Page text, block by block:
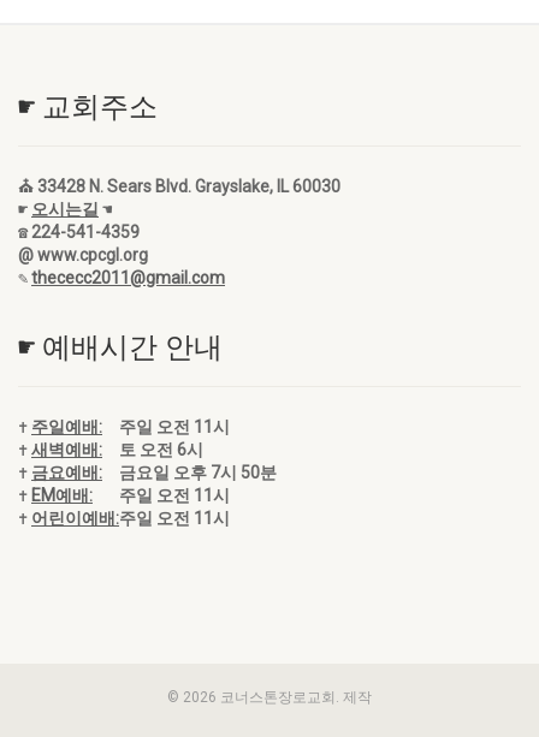
☛ 교회주소
⛪ 33428 N. Sears Blvd. Grayslake, IL 60030
☛ 오시는길 ☚
☎ 224-541-4359
@ www.cpcgl.org
✎thececc2011@gmail.com
☛ 예배시간 안내
✝ 주일예배:
주일 오전 11시
✝새벽예배:
토 오전 6시
✝ 금요예배:
금요일 오후 7시 50분
✝ EM예배:
주일 오전 11시
✝ 어린이예배:주일 오전 11시
© 2026 코너스톤장로교회. 제작